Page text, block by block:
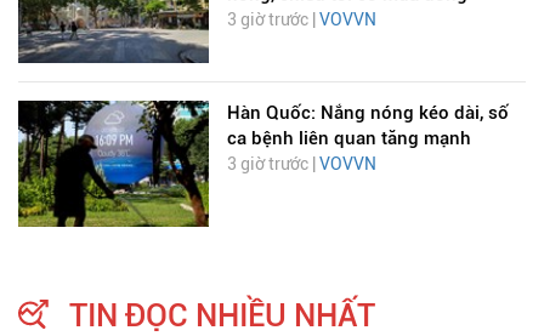
3 giờ trước | VOVVN
Hàn Quốc: Nắng nóng kéo dài, số
ca bệnh liên quan tăng mạnh
3 giờ trước | VOVVN
TIN ĐỌC NHIỀU NHẤT